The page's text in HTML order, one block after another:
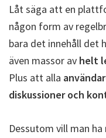
Låt säga att en
någon form av
bara det innehåll det
även massor av helt
Plus att alla
diskussioner och
Dessutom vill man